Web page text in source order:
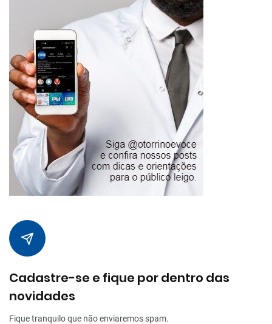
Cadastre-se e fique por dentro das
novidades
Fique tranquilo que não enviaremos spam.